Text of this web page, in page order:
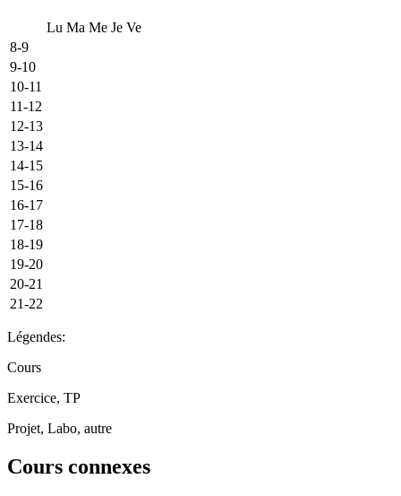
Lu Ma Me Je Ve
8-9
9-10
10-11
11-12
12-13
13-14
14-15
15-16
16-17
17-18
18-19
19-20
20-21
21-22
Légendes:
Cours
Exercice, TP
Projet, Labo, autre
Cours connexes